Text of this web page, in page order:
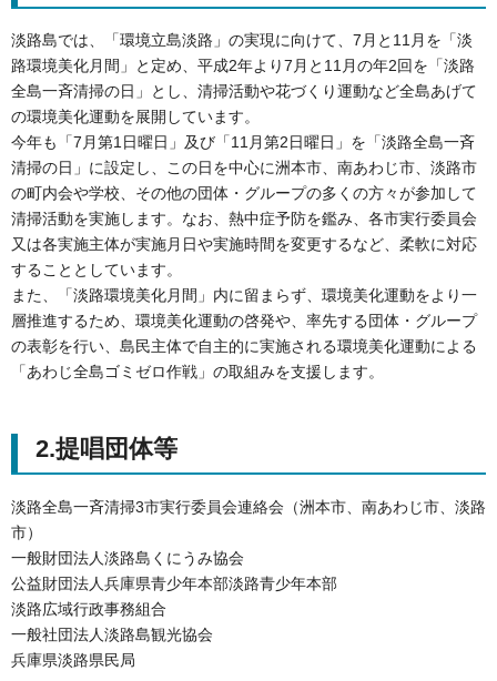
淡路島では、「環境立島淡路」の実現に向けて、7月と11月を「淡
路環境美化月間」と定め、平成2年より7月と11月の年2回を「淡路
全島一斉清掃の日」とし、清掃活動や花づくり運動など全島あげて
の環境美化運動を展開しています。
今年も「7月第1日曜日」及び「11月第2日曜日」を「淡路全島一斉
清掃の日」に設定し、この日を中心に洲本市、南あわじ市、淡路市
の町内会や学校、その他の団体・グループの多くの方々が参加して
清掃活動を実施します。なお、熱中症予防を鑑み、各市実行委員会
又は各実施主体が実施月日や実施時間を変更するなど、柔軟に対応
することとしています。
また、「淡路環境美化月間」内に留まらず、環境美化運動をより一
層推進するため、環境美化運動の啓発や、率先する団体・グループ
の表彰を行い、島民主体で自主的に実施される環境美化運動による
「あわじ全島ゴミゼロ作戦」の取組みを支援します。
2.提唱団体等
淡路全島一斉清掃3市実行委員会連絡会（洲本市、南あわじ市、淡路
市）
一般財団法人淡路島くにうみ協会
公益財団法人兵庫県青少年本部淡路青少年本部
淡路広域行政事務組合
一般社団法人淡路島観光協会
兵庫県淡路県民局